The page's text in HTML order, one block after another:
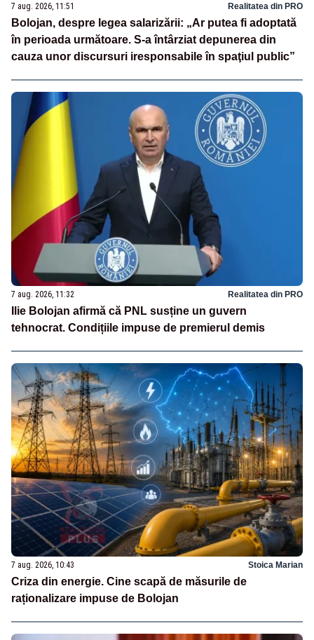
7 aug. 2026, 11:51 Realitatea din PRO
Bolojan, despre legea salarizării: „Ar putea fi adoptată
în perioada următoare. S-a întârziat depunerea din
cauza unor discursuri iresponsabile în spaţiul public”
7 aug. 2026, 11:32 Realitatea din PRO
Ilie Bolojan afirmă că PNL susține un guvern
tehnocrat. Condițiile impuse de premierul demis
7 aug. 2026, 10:43 Stoica Marian
Criza din energie. Cine scapă de măsurile de
raționalizare impuse de Bolojan